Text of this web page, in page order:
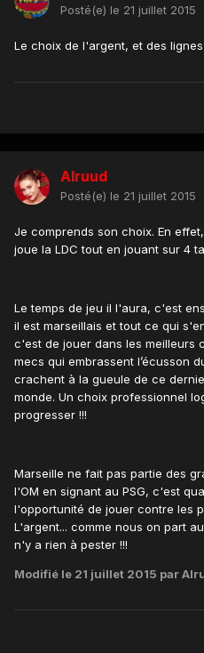
Posté(e) le 21 juillet 2015
Le choix de l'argent, et des
Alruud
Posté(e) le 21 juillet 2015
Je comprends son choix. En
joue la LDC tout en jouant sur 4
Le temps de jeu il l'aura, c'est
il est marseillais et tout ce qui
c'est de jouer dans les meilleurs
mecs qui embrassent l’écusson
crachent à la gueule de ce
monde. Un choix professionnel
progresser !!!
Marseille ne fait pas partie des
l'OM en signant au PSG, c'est
l'opportunité de jouer contre les
L'argent... comme nous on part
n'y a rien à pester !!!
Modifié le 21 juillet 2015 par